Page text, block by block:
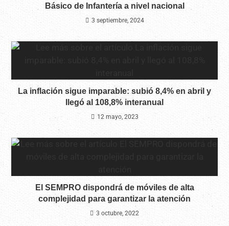
Básico de Infantería a nivel nacional
3 septiembre, 2024
La inflación sigue imparable: subió 8,4% en abril y
llegó al 108,8% interanual
12 mayo, 2023
El SEMPRO dispondrá de móviles de alta
complejidad para garantizar la atención
3 octubre, 2022